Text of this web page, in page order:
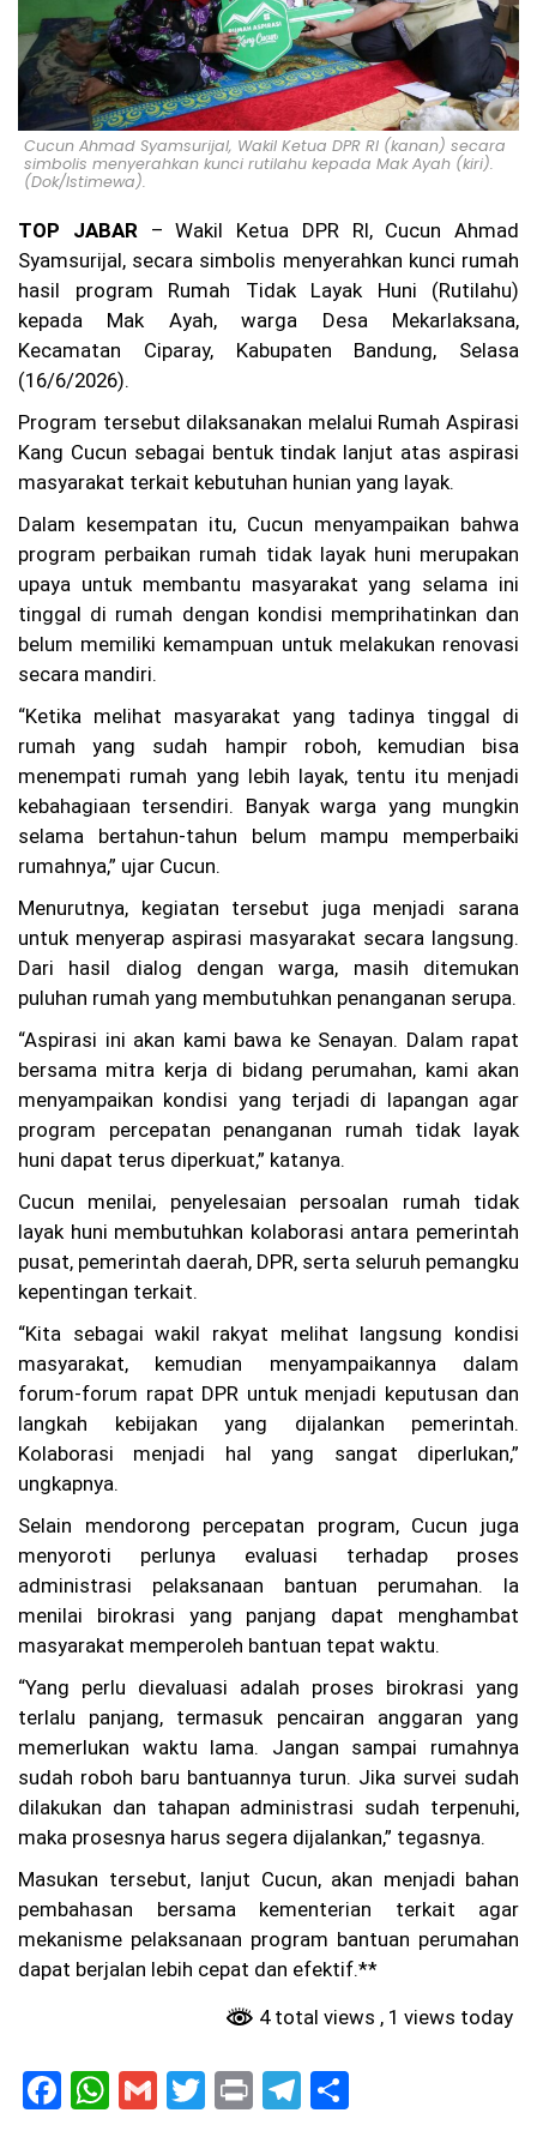
u,
Ka
su
s
Pe
m
bu
nu
it
Pr
at
m
a
an
ju
r
Be
m
Te
ru
ng
ka
Ke
ga
Ta
gi
h
Ke
pa
sti
ku
m
W
ar
ga
nd
un
g
Pr
ot
es
pa
ng
Pa
Be
ik
hi
M
m,
Fa
an
Si
ap
ka
n
At
ur
an
m
O
pe
ra
si
al
Cucun Ahmad Syamsurijal, Wakil Ketua DPR RI (kanan) secara
simbolis menyerahkan kunci rutilahu kepada Mak Ayah (kiri).
(Dok/Istimewa).
TOP JABAR – Wakil Ketua DPR RI, Cucun Ahmad
Syamsurijal, secara simbolis menyerahkan kunci rumah
hasil program Rumah Tidak Layak Huni (Rutilahu)
kepada Mak Ayah, warga Desa Mekarlaksana,
Kecamatan Ciparay, Kabupaten Bandung, Selasa
(16/6/2026).
Program tersebut dilaksanakan melalui Rumah Aspirasi
Kang Cucun sebagai bentuk tindak lanjut atas aspirasi
masyarakat terkait kebutuhan hunian yang layak.
Dalam kesempatan itu, Cucun menyampaikan bahwa
program perbaikan rumah tidak layak huni merupakan
upaya untuk membantu masyarakat yang selama ini
tinggal di rumah dengan kondisi memprihatinkan dan
belum memiliki kemampuan untuk melakukan renovasi
secara mandiri.
“Ketika melihat masyarakat yang tadinya tinggal di
rumah yang sudah hampir roboh, kemudian bisa
menempati rumah yang lebih layak, tentu itu menjadi
kebahagiaan tersendiri. Banyak warga yang mungkin
selama bertahun-tahun belum mampu memperbaiki
rumahnya,” ujar Cucun.
Menurutnya, kegiatan tersebut juga menjadi sarana
untuk menyerap aspirasi masyarakat secara langsung.
Dari hasil dialog dengan warga, masih ditemukan
puluhan rumah yang membutuhkan penanganan serupa.
“Aspirasi ini akan kami bawa ke Senayan. Dalam rapat
bersama mitra kerja di bidang perumahan, kami akan
menyampaikan kondisi yang terjadi di lapangan agar
program percepatan penanganan rumah tidak layak
huni dapat terus diperkuat,” katanya.
Cucun menilai, penyelesaian persoalan rumah tidak
layak huni membutuhkan kolaborasi antara pemerintah
pusat, pemerintah daerah, DPR, serta seluruh pemangku
kepentingan terkait.
“Kita sebagai wakil rakyat melihat langsung kondisi
masyarakat, kemudian menyampaikannya dalam
forum-forum rapat DPR untuk menjadi keputusan dan
langkah kebijakan yang dijalankan pemerintah.
Kolaborasi menjadi hal yang sangat diperlukan,”
ungkapnya.
Selain mendorong percepatan program, Cucun juga
menyoroti perlunya evaluasi terhadap proses
administrasi pelaksanaan bantuan perumahan. Ia
menilai birokrasi yang panjang dapat menghambat
masyarakat memperoleh bantuan tepat waktu.
“Yang perlu dievaluasi adalah proses birokrasi yang
terlalu panjang, termasuk pencairan anggaran yang
memerlukan waktu lama. Jangan sampai rumahnya
sudah roboh baru bantuannya turun. Jika survei sudah
dilakukan dan tahapan administrasi sudah terpenuhi,
maka prosesnya harus segera dijalankan,” tegasnya.
Masukan tersebut, lanjut Cucun, akan menjadi bahan
pembahasan bersama kementerian terkait agar
mekanisme pelaksanaan program bantuan perumahan
dapat berjalan lebih cepat dan efektif.**
4 total views , 1 views today
F
a
W
h
G
m
T
w
Pr
in
T
el